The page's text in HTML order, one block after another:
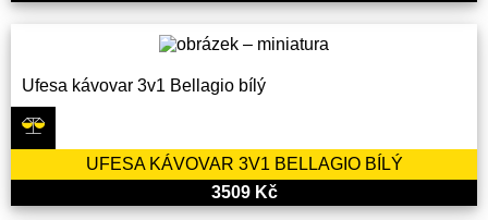
Ufesa kávovar 3v1 Bellagio bílý
UFESA KÁVOVAR 3V1 BELLAGIO BÍLÝ
3509 Kč